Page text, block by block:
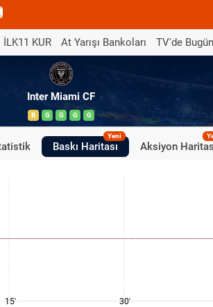
İLK11 KUR At Yarışı Bankoları TV'de Bugün
Inter Miami CF
B G G G G
Baskı Haritası
Yeni
Aksiyon
15' 30'